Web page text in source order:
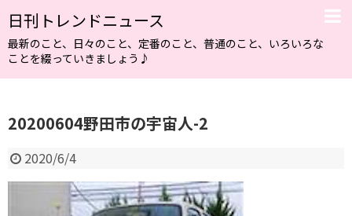
日刊トレンドニュース
最新のこと、日々のこと、定番のこと、普通のこと、いろいろな
ことを綴っていきましょう♪
20200604野田市の宇宙人-2
2020/6/4